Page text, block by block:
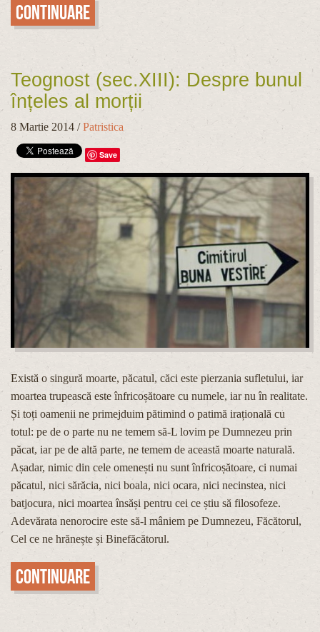
Continuare
Teognost (sec.XIII): Despre bunul
înțeles al morții
8 Martie 2014 /Patristica
Save
Există o singură moarte, păcatul, căci este pierzania sufletului, iar
moartea trupească este înfricoșătoare cu numele, iar nu în realitate.
Și toți oamenii ne primejduim pătimind o patimă irațională cu
totul: pe de o parte nu ne temem să-L lovim pe Dumnezeu prin
păcat, iar pe de altă parte, ne temem de această moarte naturală.
Așadar, nimic din cele omenești nu sunt înfricoșătoare, ci numai
păcatul, nici sărăcia, nici boala, nici ocara, nici necinstea, nici
batjocura, nici moartea însăși pentru cei ce știu să filosofeze.
Adevărata nenorocire este să-l mâniem pe Dumnezeu, Făcătorul,
Cel ce ne hrănește și Binefăcătorul.
Continuare